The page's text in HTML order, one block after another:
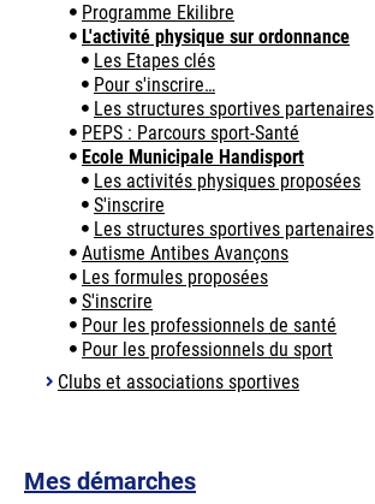
Programme Ekilibre
L'activité physique sur ordonnance
Les Etapes clés
Pour s'inscrire…
Les structures sportives partenaires
PEPS : Parcours sport-Santé
Ecole Municipale Handisport
Les activités physiques proposées
S'inscrire
Les structures sportives partenaires
Autisme Antibes Avançons
Les formules proposées
S'inscrire
Pour les professionnels de santé
Pour les professionnels du sport
Clubs et associations sportives
Mes démarches